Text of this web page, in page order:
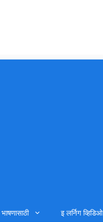
भाषणासाठी इ लर्निग व्हिडिओ